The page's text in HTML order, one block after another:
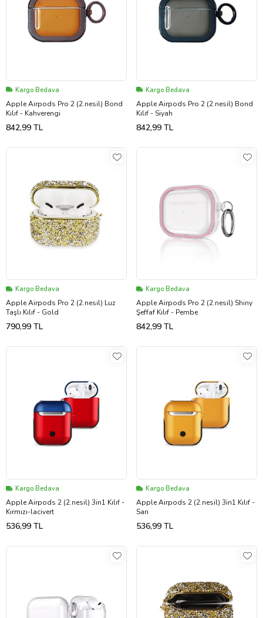
Kargo Bedava
Apple Airpods Pro 2 (2.nesil) Bond
Kılıf - Kahverengi
842,99 TL
Kargo Bedava
Apple Airpods Pro 2 (2.nesil) Bond
Kılıf - Siyah
842,99 TL
Kargo Bedava
Apple Airpods Pro 2 (2.nesil) Luz
Taşlı Kılıf - Gold
790,99 TL
Kargo Bedava
Apple Airpods Pro 2 (2.nesil) Shiny
Şeffaf Kılıf - Pembe
842,99 TL
Kargo Bedava
Apple Airpods 2 (2.nesil) 3in1 Kılıf -
Kırmızı-lacivert
536,99 TL
Kargo Bedava
Apple Airpods 2 (2.nesil) 3in1 Kılıf -
Sarı
536,99 TL